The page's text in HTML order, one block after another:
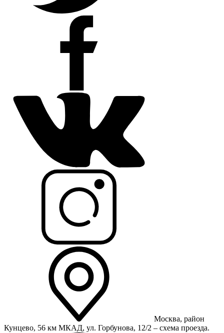
Москва, район
Кунцево, 56 км МКАД, ул. Горбунова, 12/2 – схема проезда.